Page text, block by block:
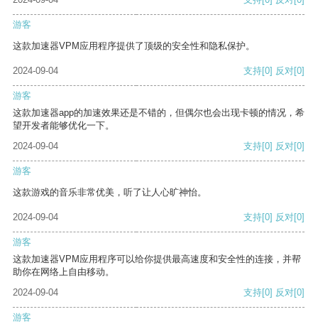
游客
这款加速器VPM应用程序提供了顶级的安全性和隐私保护。
2024-09-04 支持[0] 反对[0]
游客
这款加速器app的加速效果还是不错的，但偶尔也会出现卡顿的情况，希
望开发者能够优化一下。
2024-09-04
支持[0] 反对[0]
游客
这款游戏的音乐非常优美，听了让人心旷神怡。
2024-09-04 支持[0] 反对[0]
游客
这款加速器VPM应用程序可以给你提供最高速度和安全性的连接，并帮
助你在网络上自由移动。
2024-09-04
支持[0] 反对[0]
游客